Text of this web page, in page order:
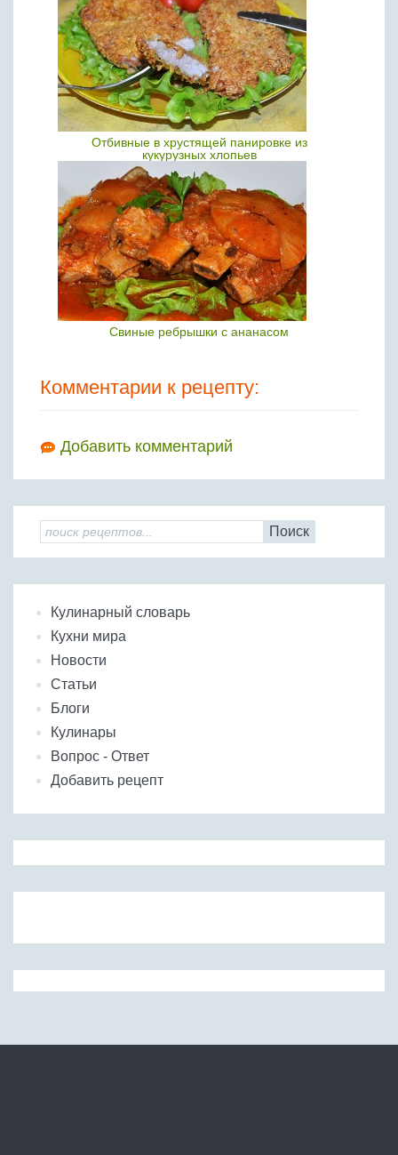
Отбивные в хрустящей панировке из
кукурузных хлопьев
Свиные ребрышки с ананасом
Комментарии к рецепту:
Добавить комментарий
Поиск
Кулинарный словарь
Кухни мира
Новости
Статьи
Блоги
Кулинары
Вопрос - Ответ
Добавить рецепт